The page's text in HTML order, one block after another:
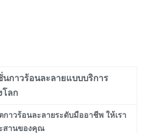
นกาวร้อนละลายแบบบริการ
โลก
กาวร้อนละลายระดับมืออาชีพ ให้เรา
สานของคุณ